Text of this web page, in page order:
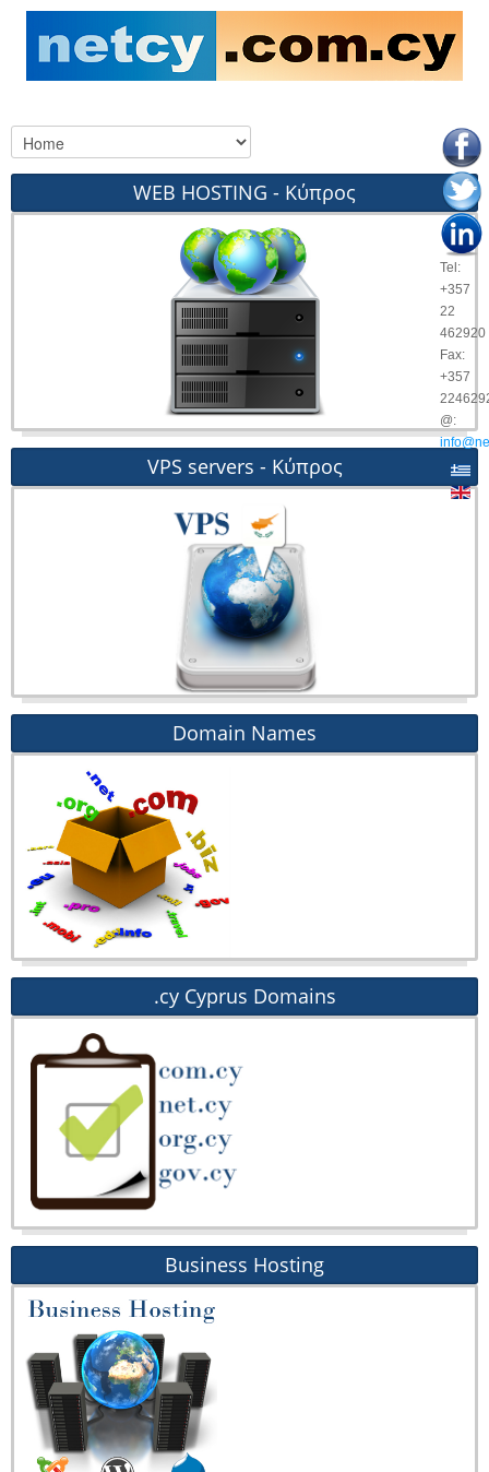
Tel:
+357
22
462920
Fax:
+357
@:
WEB HOSTING - Κύπρος
VPS servers - Κύπρος
Domain Names
.cy Cyprus Domains
Business Hosting